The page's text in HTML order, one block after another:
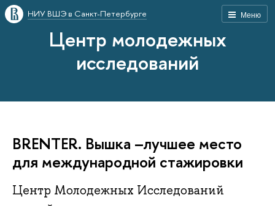
Меню
НИУ ВШЭ в Санкт-Петербурге
Центр молодежных
исследований
BRENTER. Вышка –лучшее место
для международной стажировки
Центр Молодежных Исследований